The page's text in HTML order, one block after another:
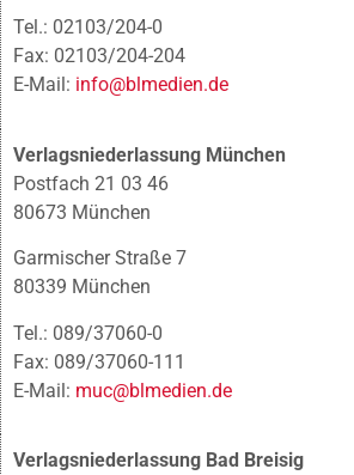
Tel.: 02103/204-0
Fax: 02103/204-204
E-Mail: info@blmedien.de
Verlagsniederlassung München
Postfach 21 03 46
80673 München
Garmischer Straße 7
80339 München
Tel.: 089/37060-0
Fax: 089/37060-111
E-Mail: muc@blmedien.de
Verlagsniederlassung Bad Breisig